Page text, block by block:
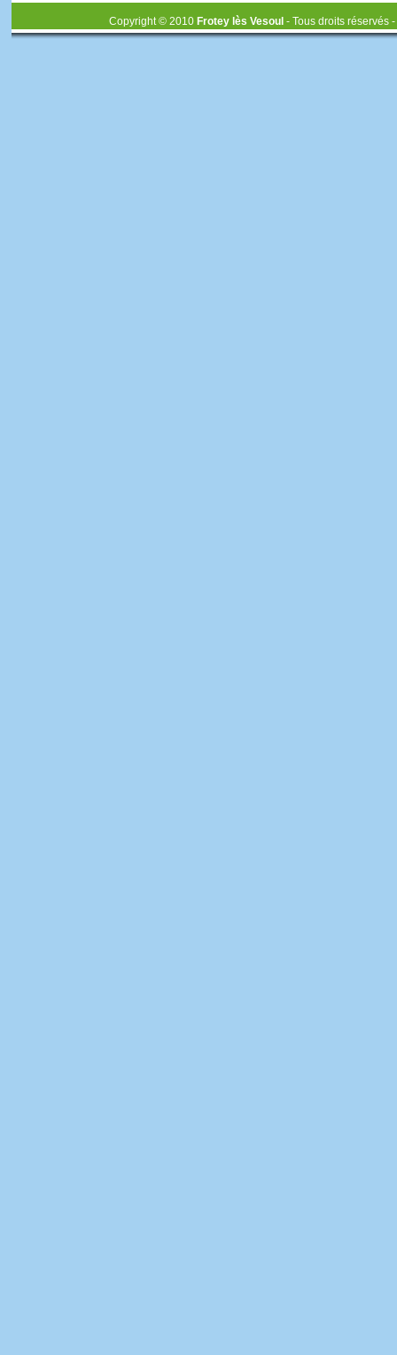
Copyright © 2010 Frotey lès Vesoul - Tous droits réservés